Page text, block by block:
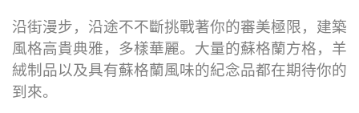
沿街漫步，沿途不不斷挑戰著你的審美極限，建築
風格高貴典雅，多樣華麗。大量的蘇格蘭方格，羊
絨制品以及具有蘇格蘭風味的紀念品都在期待你的
到來。